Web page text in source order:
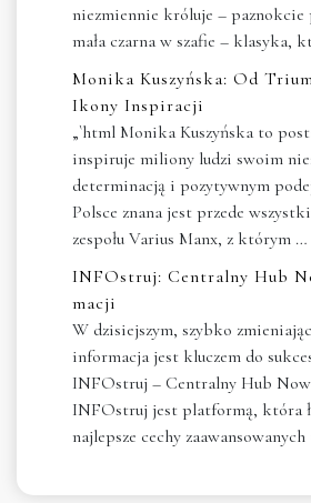
niezmiennie króluje – paznokcie
mała czarna w szafie – klasyka,
Monika Kuszyńska: Od
Ikony Inspiracji
„`html Monika Kuszyńska to
inspiruje miliony ludzi swoim
determinacją i pozytywnym
Polsce znana jest przede
zespołu Varius Manx, z którym …
INFOstruj: Centralny Hub
macji
W dzisiejszym, szybko
informacja jest kluczem do
INFOstruj – Centralny Hub
INFOstruj jest platformą, która
najlepsze cechy